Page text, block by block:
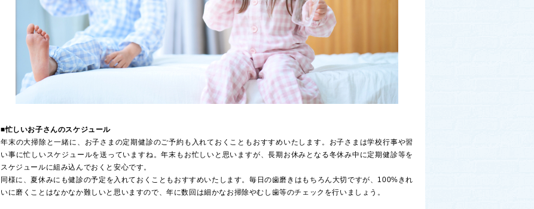
■忙しいお子さんのスケジュール
年末の大掃除と一緒に、お子さまの定期健診のご予約も入れておくこともおすすめいたします。お子さまは学校行事や習
い事に忙しいスケジュールを送っていますね。年末もお忙しいと思いますが、長期お休みとなる冬休み中に定期健診等を
スケジュールに組み込んでおくと安心です。
同様に、夏休みにも健診の予定を入れておくこともおすすめいたします。毎日の歯磨きはもちろん大切ですが、100%きれ
いに磨くことはなかなか難しいと思いますので、年に数回は細かなお掃除やむし歯等のチェックを行いましょう。